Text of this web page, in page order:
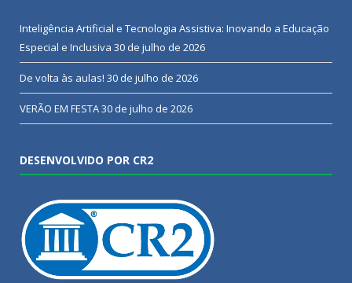
Inteligência Artificial e Tecnologia Assistiva: Inovando a Educação
Especial e Inclusiva 30 de julho de 2026
De volta às aulas! 30 de julho de 2026
VERÃO EM FESTA30 de julho de 2026
DESENVOLVIDO POR CR2